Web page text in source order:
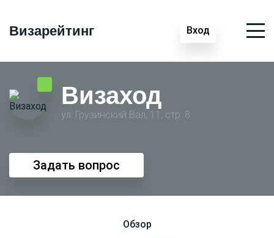
Визарейтинг Вход
Визаход
ул. Грузинский Вал, 11, стр. 8
Задать вопрос
Обзор